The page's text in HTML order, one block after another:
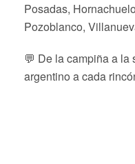
Posadas,
Pozoblanco,
💬 De la campiña a la
argentino a cada